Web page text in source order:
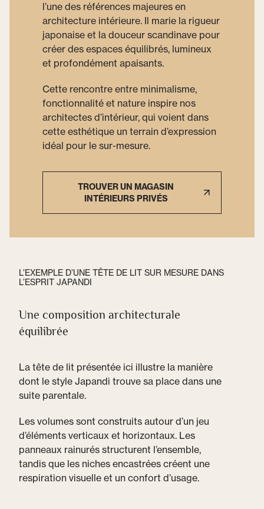
l’une des références majeures en
architecture intérieure. Il marie la rigueur
japonaise et la douceur scandinave pour
créer des espaces équilibrés, lumineux
et profondément apaisants.
Cette rencontre entre minimalisme,
fonctionnalité et nature inspire nos
architectes d’intérieur, qui voient dans
cette esthétique un terrain d’expression
idéal pour le sur-mesure.
TROUVER UN MAGASIN
INTÉRIEURS PRIVÉS
L’EXEMPLE D’UNE TÊTE DE LIT SUR MESURE DANS
L’ESPRIT JAPANDI
Une composition architecturale
équilibrée
La tête de lit présentée ici illustre la manière
dont le style Japandi trouve sa place dans une
suite parentale.
Les volumes sont construits autour d’un jeu
d’éléments verticaux et horizontaux. Les
panneaux rainurés structurent l’ensemble,
tandis que les niches encastrées créent une
respiration visuelle et un confort d’usage.